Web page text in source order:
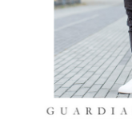
https://aftee.tw/terms/
３．未成年的使用者請事
「AFTEE先享後付」，
４．使用「AFTEE先享
時審查核予不同之上限額
請求用戶進行身份認證。
５．嚴禁一人註冊多個帳